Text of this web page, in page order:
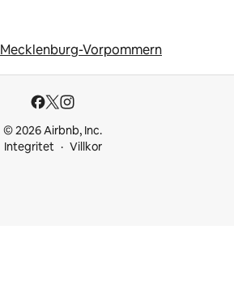
Mecklenburg-Vorpommern
© 2026 Airbnb, Inc.
Integritet
Villkor